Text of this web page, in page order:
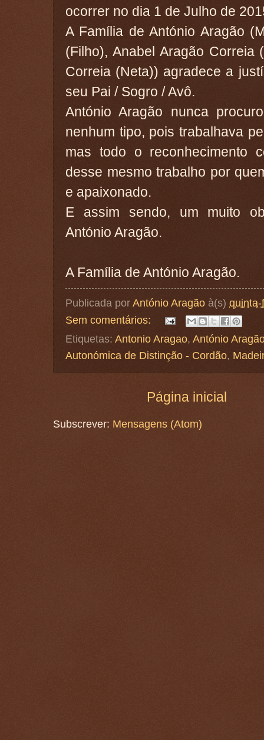
ocorrer no dia 1 de Julho de
A Família de António Aragão
(Filho), Anabel Aragão Correia
Correia (Neta)) agradece a
seu Pai / Sogro / Avô.
António Aragão nunca
nenhum tipo, pois trabalhava
mas todo o reconhecimento
desse mesmo trabalho por
e apaixonado.
E assim sendo, um muito
António Aragão.
A Família de António Aragão.
Publicada por António Aragão à(s)
Sem comentários:
Etiquetas: Antonio Aragao, António
Autonómica de Distinção - Cordão,
Página inicial
Subscrever: Mensagens (Atom)